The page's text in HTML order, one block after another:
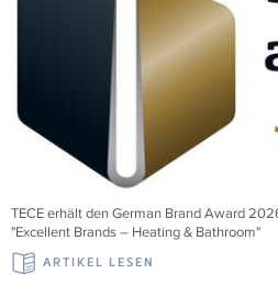
TECE erhält den German Brand Award
"Excellent Brands – Heating & Bathroom"
ARTIKEL LESEN